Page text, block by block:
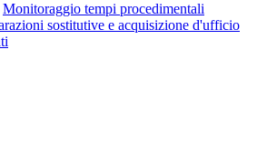
Monitoraggio tempi procedimentali
sostitutive e acquisizione d'ufficio